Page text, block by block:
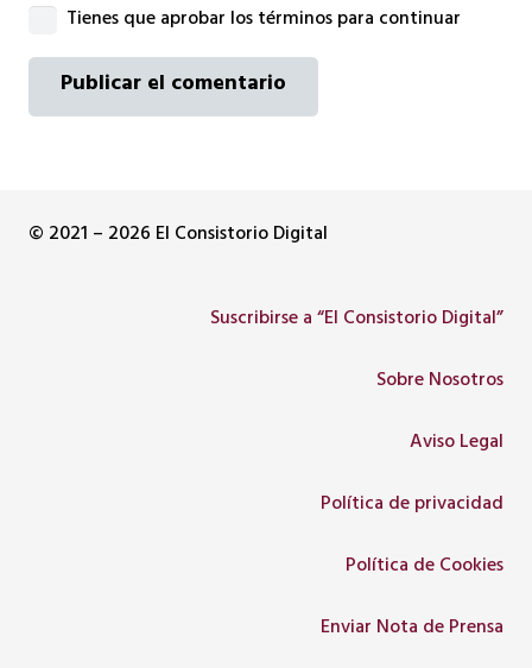
Tienes que aprobar los términos para continuar
Publicar el comentario
© 2021 – 2026 El Consistorio Digital
Suscribirse a “El Consistorio Digital”
Sobre Nosotros
Aviso Legal
Política de privacidad
Política de Cookies
Enviar Nota de Prensa